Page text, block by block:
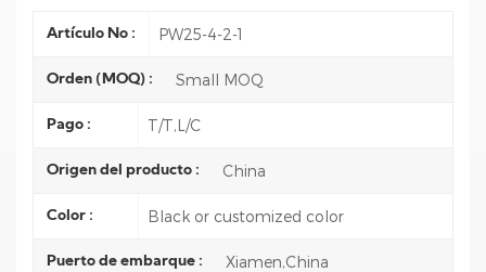
Artículo No : PW25-4-2-1
Orden (MOQ) : Small MOQ
Pago : T/T,L/C
Origen del producto : China
Color : Black or customized color
Puerto de embarque : Xiamen,China